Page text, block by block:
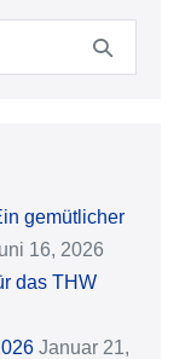
gemütlicher
16, 2026
das THW
Januar 21,